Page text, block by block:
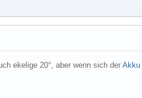
ekelige 20°, aber wenn sich derAkku